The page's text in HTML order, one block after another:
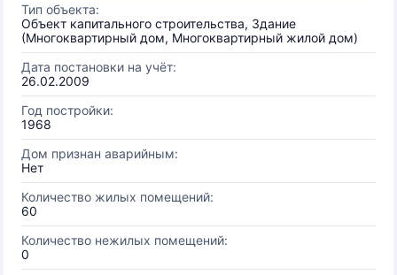
Тип объекта:
Объект капитального строительства, Здание
(Многоквартирный дом, Многоквартирный жилой дом)
Дата постановки на учёт:
26.02.2009
Год постройки:
1968
Дом признан аварийным:
Нет
Количество жилых помещений:
60
Количество нежилых помещений:
0